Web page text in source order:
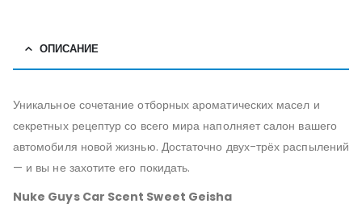
ОПИСАНИЕ
Уникальное сочетание отборных ароматических масел и
секретных рецептур со всего мира наполняет салон вашего
автомобиля новой жизнью. Достаточно двух-трёх распылений
— и вы не захотите его покидать.
Nuke Guys Car Scent Sweet Geisha